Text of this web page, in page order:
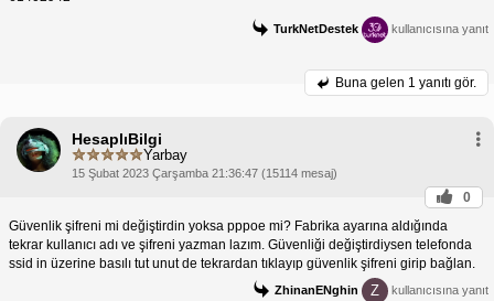
TurkNetDestek kullanıcısına yanıt
Buna gelen 1 yanıtı gör.
HesaplıBilgi
Yarbay
15 Şubat 2023 Çarşamba 21:36:47 (15114 mesaj)
0
Güvenlik şifreni mi değiştirdin yoksa pppoe mi? Fabrika ayarına aldığında
tekrar kullanıcı adı ve şifreni yazman lazım. Güvenliği değiştirdiysen telefonda
ssid in üzerine basılı tut unut de tekrardan tıklayıp güvenlik şifreni girip bağlan.
ZhinanENghin Z kullanıcısına yanıt